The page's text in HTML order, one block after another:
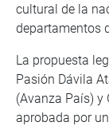
cultural de la
departamentos
La propuesta
Pasión Dávila
(Avanza País) y
aprobada por